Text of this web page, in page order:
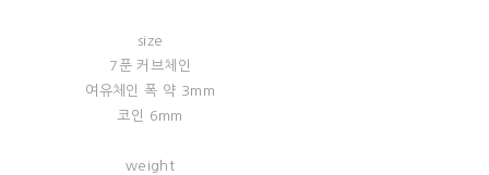
size
7푼 커브체인
여유체인 폭 약 3mm
코인 6mm
weight